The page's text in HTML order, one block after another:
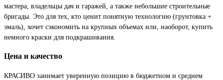
мастера, владельцы дач и гаражей, а также небольшие строительные
бригады. Это для тех, кто ценит понятную технологию (грунтовка +
эмаль), хочет сэкономить на крупных объемах или, наоборот, купить
немного краски для подкрашивания.
Цена и качество
КРАСИВО занимает уверенную позицию в бюджетном и среднем